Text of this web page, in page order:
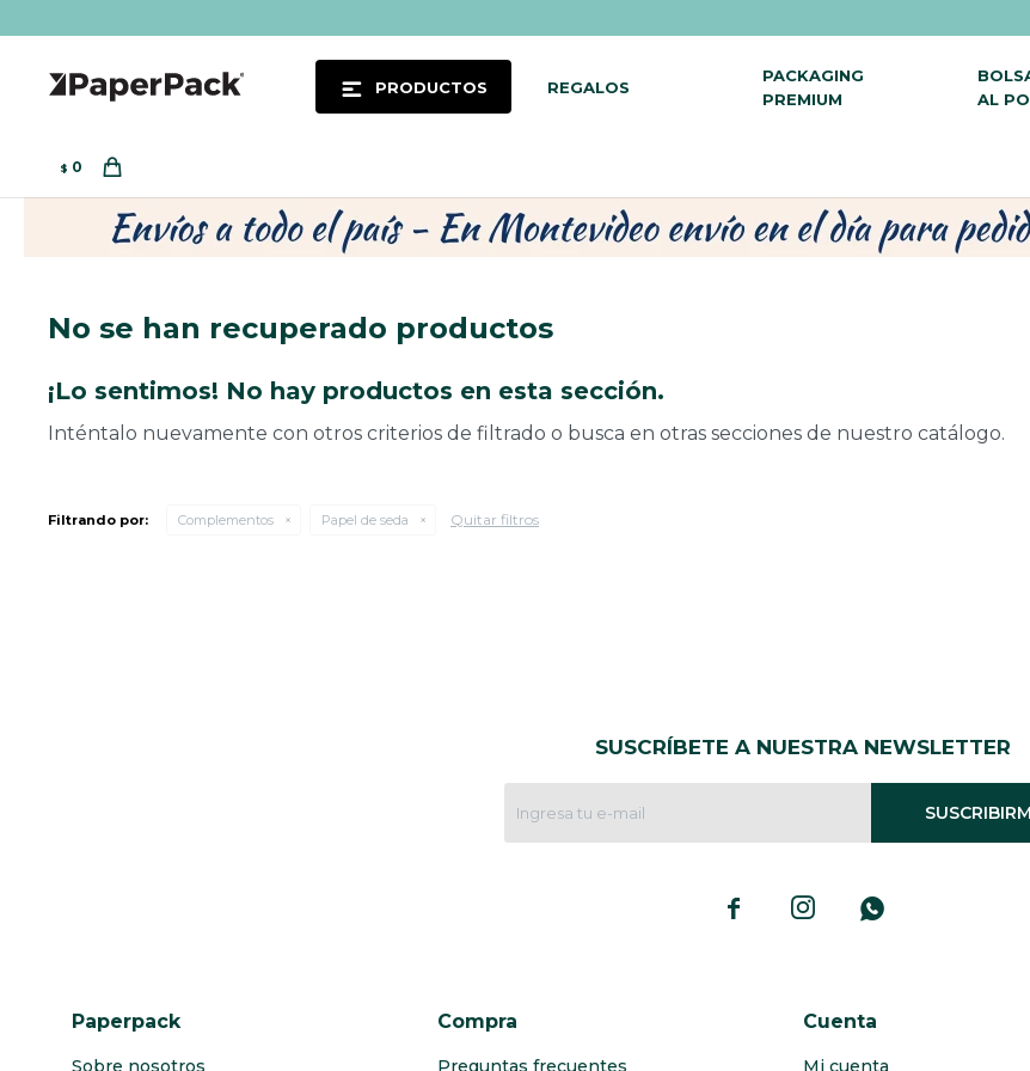
PRODUCTOS REGALOS
PACKAGING
PREMIUM
AL
$ 0
No se han recuperado productos
¡Lo sentimos! No hay productos en esta sección.
Inténtalo nuevamente con otros criterios de filtrado o busca en otras secciones de nuestro catálogo.
Filtrando por: Complementos Papel de seda Quitar filtros
SUSCRÍBETE A NUESTRA NEWSLETTER
  
Paperpack
Sobre nosotros
Compra
Preguntas frecuentes
Cuenta
Mi cuenta